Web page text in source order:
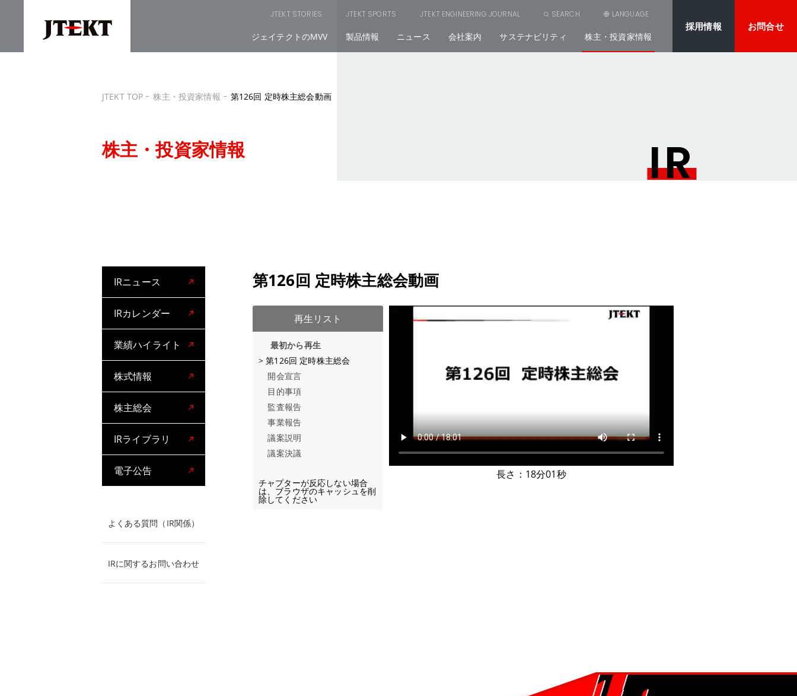
JTEKT STORIES JTEKT SPORTS JTEKT ENGINEERING JOURNAL SEARCH LANGUAGE
ジェイテクトのMVV 製品情報 ニュース 会社案内 サステナビリティ 株主・投資家情報
採用情報 お問合せ
IR
JTEKT TOP 株主・投資家情報 第126回 定時株主総会動画
株主・投資家情報
IRニュース
IRカレンダー
業績ハイライト
株式情報
株主総会
IRライブラリ
電子公告
よくある質問（IR関係）
IRに関するお問い合わせ
第126回 定時株主総会動画
再生リスト
最初から再生
> 第126回 定時株主総会
開会宣言
目的事項
監査報告
事業報告
議案説明
議案決議
チャプターが反応しない場合
は、ブラウザのキャッシュを削
除してください
長さ：18分01秒